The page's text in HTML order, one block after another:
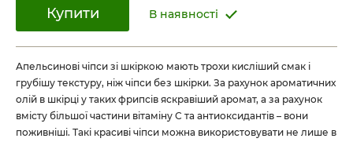
Апельсинові чіпси зі шкіркою мають трохи кисліший смак і
грубішу текстуру, ніж чіпси без шкірки. За рахунок ароматичних
олій в шкірці у таких фрипсів яскравіший аромат, а за рахунок
вмісту більшої частини вітаміну С та антиоксидантів – вони
поживніші. Такі красиві чіпси можна використовувати не лише в
Купити В наявності